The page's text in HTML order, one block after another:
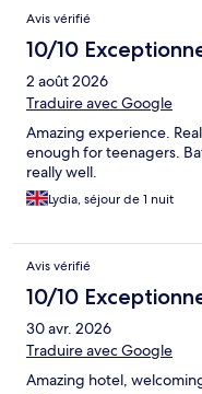
Avis vérifié
10/10
2 août 2026
Traduire avec Google
Amazing experience.
enough for teenagers.
really well.
Lydia, séjour de 1 nuit
Avis vérifié
10/10
30 avr. 2026
Traduire avec Google
Amazing hotel,